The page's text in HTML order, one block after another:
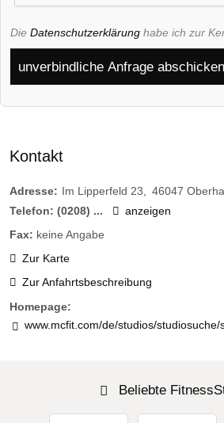
Die Datenschutzerklärung habe ich zur
unverbindliche Anfrage abschicken
Kontakt
Adresse: Im Lipperfeld 23 46047
Telefon: (0208) ...
anzeigen
Fax: keine Angabe
Zur Karte
Zur Anfahrtsbeschreibung
Homepage:
www.mcfit.com/de/studios/studiosuche/
Beliebte